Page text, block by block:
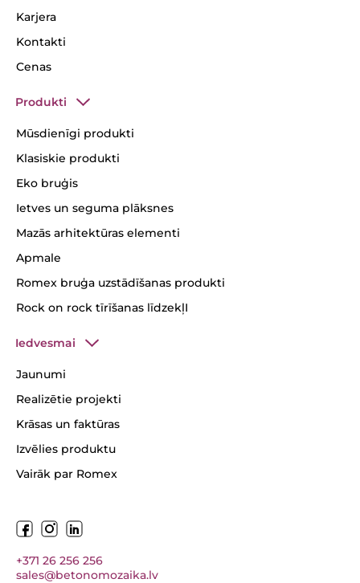
Karjera
Kontakti
Cenas
Produkti
Mūsdienīgi produkti
Klasiskie produkti
Eko bruģis
Ietves un seguma plāksnes
Mazās arhitektūras elementi
Apmale
Romex bruģa uzstādīšanas produkti
Rock on rock tīrīšanas līdzekļI
Iedvesmai
Jaunumi
Realizētie projekti
Krāsas un faktūras
Izvēlies produktu
Vairāk par Romex
+371 26 256 256
sales@betonomozaika.lv